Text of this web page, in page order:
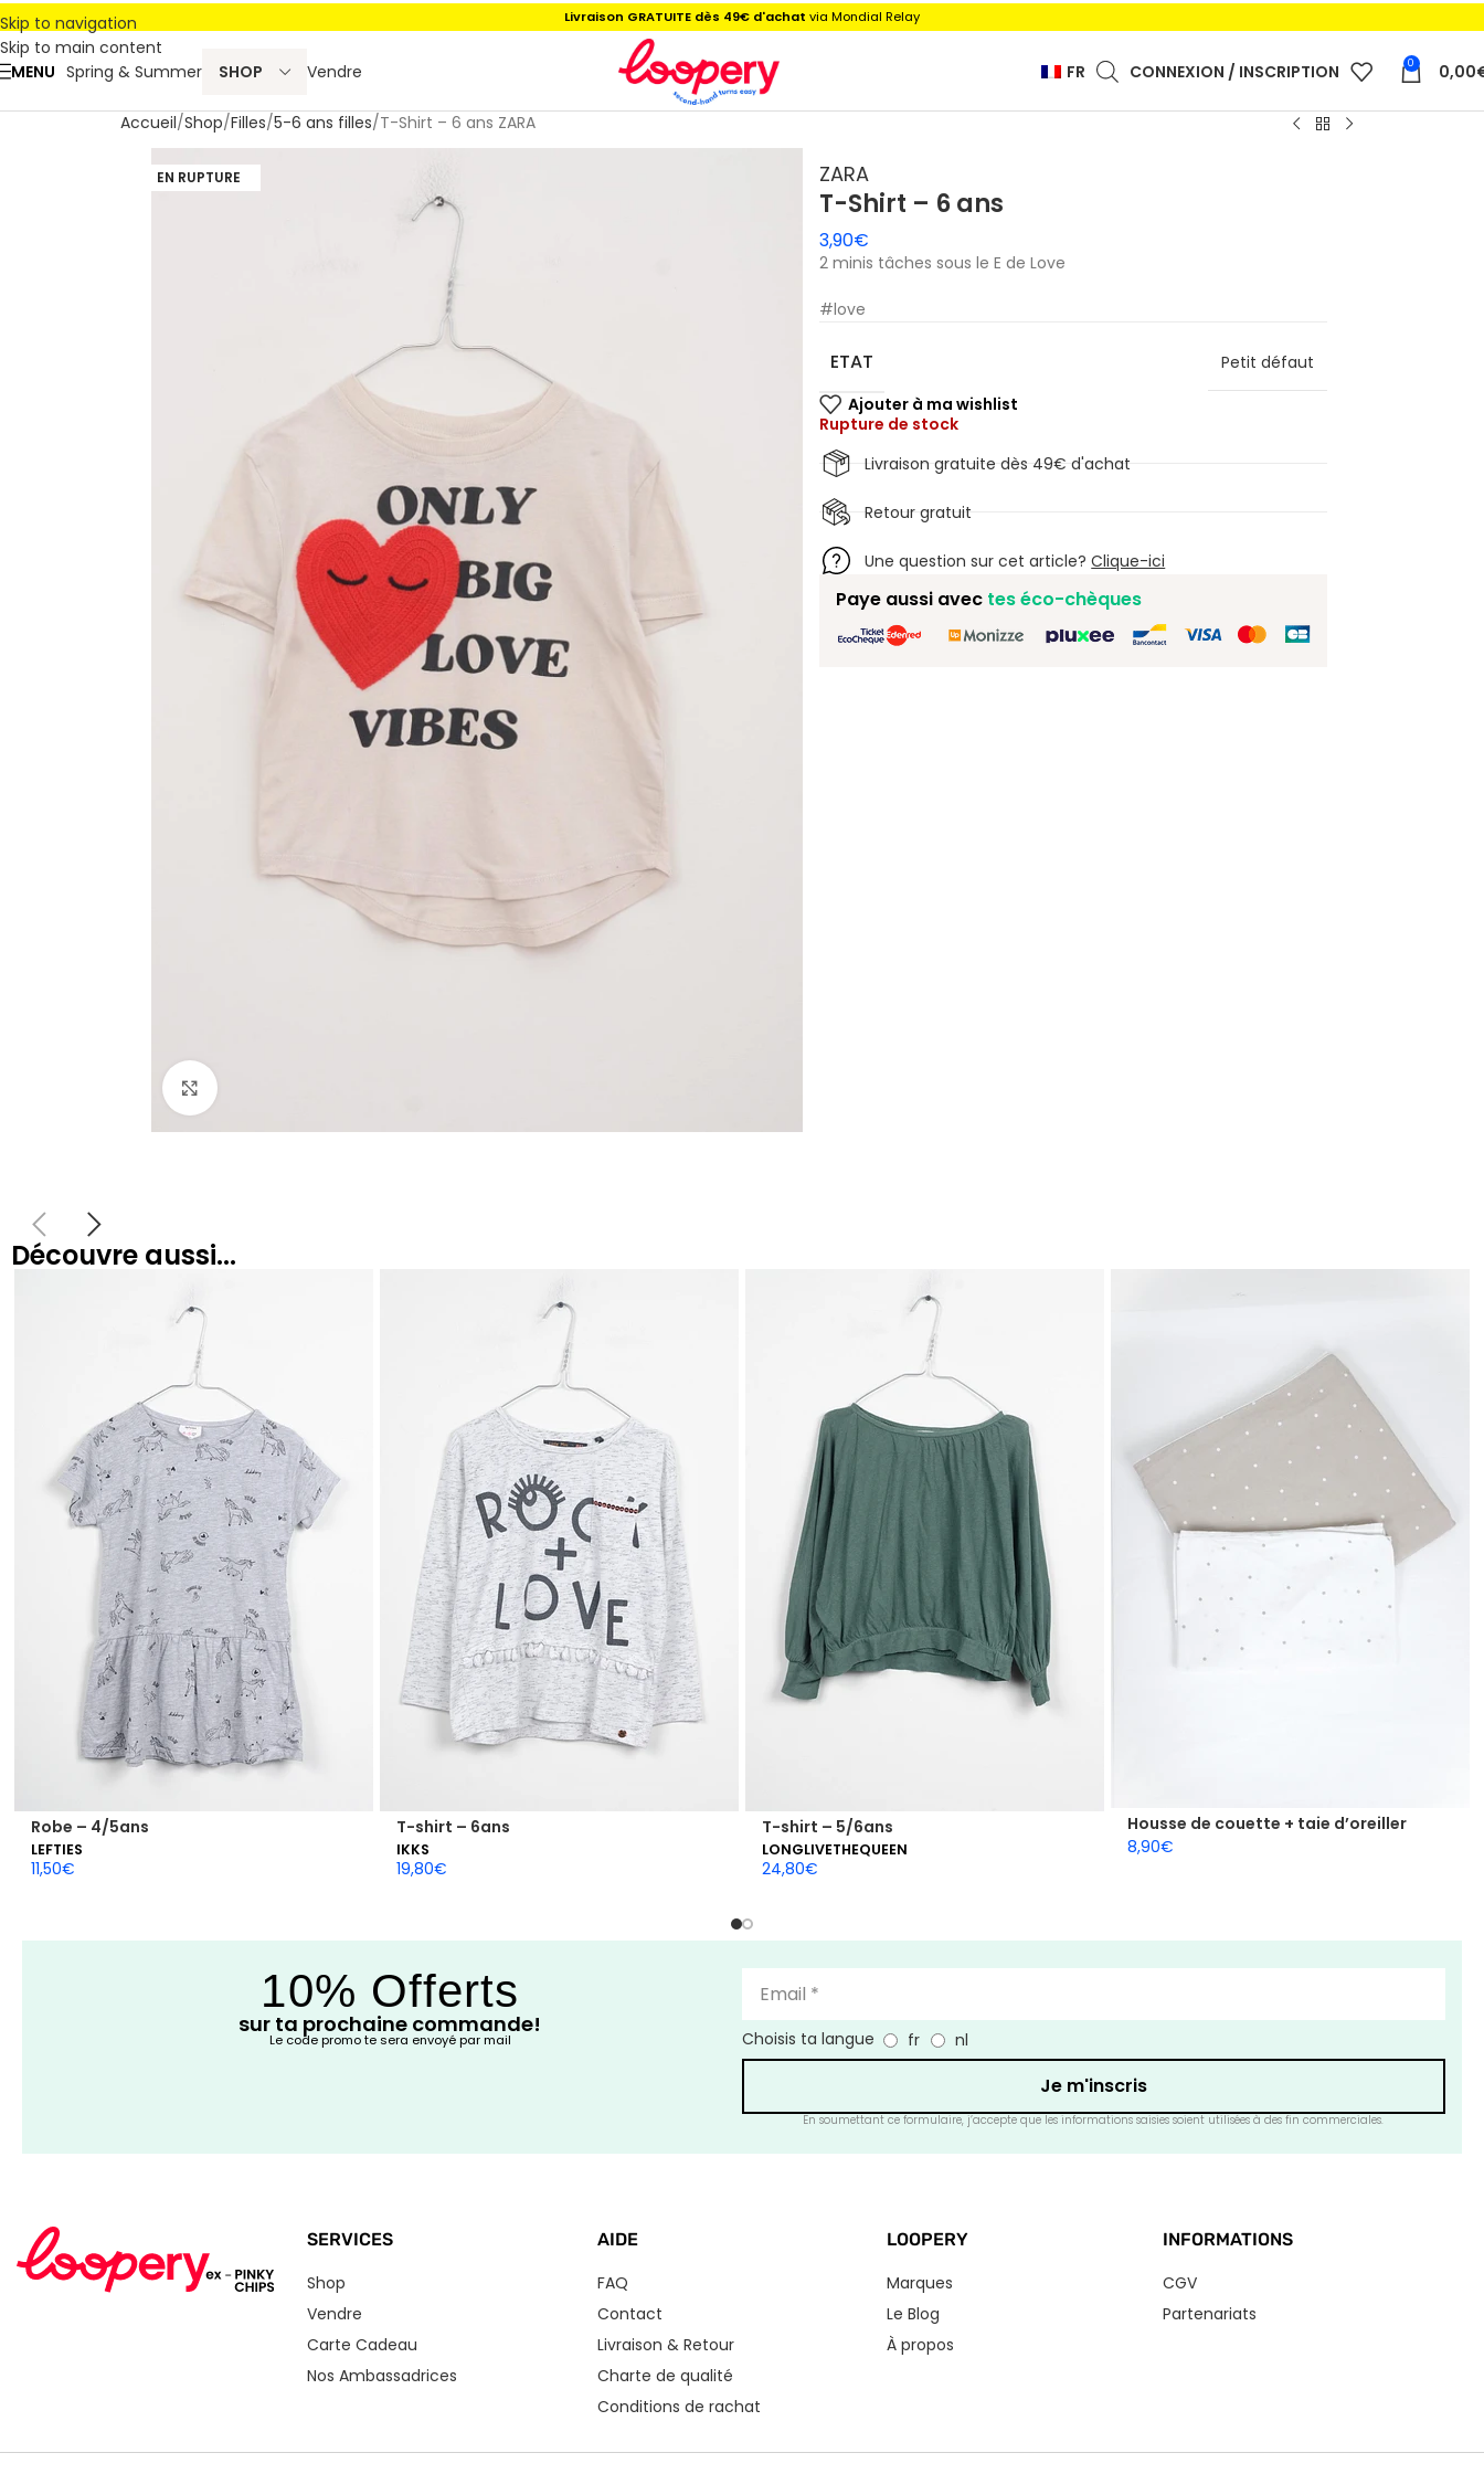
Skip to navigation
Skip to main content
MENU Spring & Summer SHOP Vendre FR CONNEXION / INSCRIPTION 0 0,00
Accueil Shop Filles 5-6 ans filles T-Shirt – 6 ans ZARA
EN RUPTURE
Petit défaut ZARA
T-Shirt – 6 ans
3,90€
2 minis tâches sous le E de Love
#love
ETAT Petit défaut
Rupture de stock
Livraison gratuite dès 49€ d'achat
Retour gratuit
Une question sur cet article?Clique-ici
Paye aussi avec tes éco-chèques
Découvre aussi...
Robe – 4/5ans
LEFTIES
11,50€
T-shirt – 6ans
IKKS
19,80€
T-shirt – 5/6ans
LONGLIVETHEQUEEN
24,80€
Housse de couette + taie d’oreiller
8,90€
10% Offerts
sur ta prochaine commande!
Le code promo te sera envoyé par mail Choisis ta langue fr nl
Je m'inscris
En soumettant ce formulaire, j’accepte que les informations saisies soient utilisées à des fin commerciales.
SERVICES
Shop
Vendre
Carte Cadeau
Nos Ambassadrices
AIDE
FAQ
Contact
Livraison & Retour
Charte de qualité
Conditions de rachat
LOOPERY
Marques
Le Blog
À propos
INFORMATIONS
CGV
Partenariats
Livraison GRATUITE dès 49€ d'achat via Mondial Relay